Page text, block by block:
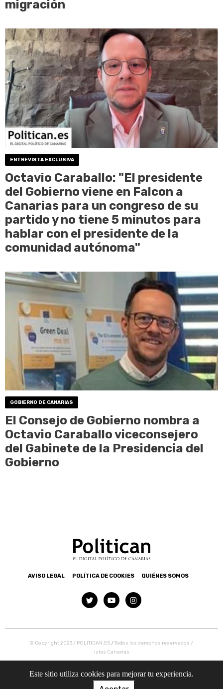
migración
ENTREVISTA EXCLUSIVA
Octavio Caraballo: "El presidente
del Gobierno viene en Falcon a
Canarias para un congreso de su
partido y no tiene 5 minutos para
hablar con el presidente de la
comunidad autónoma"
GOBIERNO DE CANARIAS
El Consejo de Gobierno nombra a
Octavio Caraballo viceconsejero
del Gabinete de la Presidencia del
Gobierno
AVISO LEGAL POLÍTICA DE COOKIES QUIÉNES SOMOS
© Copyright 2023 / POLITICAN.ES/Todos los derechos reservados /
Islas Canarias
Este sitio utiliza cookies para mejorar tu experiencia.